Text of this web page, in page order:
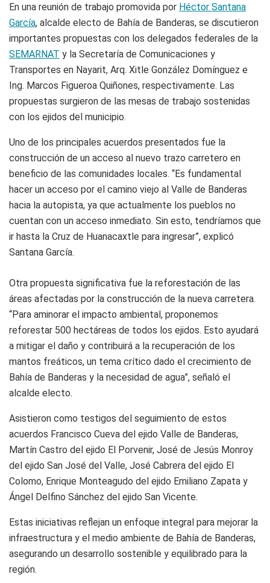
En una reunión de trabajo promovida por Héctor Santana
García, alcalde electo de Bahía de Banderas, se discutieron
importantes propuestas con los delegados federales de la
SEMARNAT y la Secretaría de Comunicaciones y
Transportes en Nayarit, Arq. Xitle González Domínguez e
Ing. Marcos Figueroa Quiñones, respectivamente. Las
propuestas surgieron de las mesas de trabajo sostenidas
con los ejidos del municipio.
Uno de los principales acuerdos presentados fue la
construcción de un acceso al nuevo trazo carretero en
beneficio de las comunidades locales. “Es fundamental
hacer un acceso por el camino viejo al Valle de Banderas
hacia la autopista, ya que actualmente los pueblos no
cuentan con un acceso inmediato. Sin esto, tendríamos que
ir hasta la Cruz de Huanacaxtle para ingresar”, explicó
Santana García.
Otra propuesta significativa fue la reforestación de las
áreas afectadas por la construcción de la nueva carretera.
“Para aminorar el impacto ambiental, proponemos
reforestar 500 hectáreas de todos los ejidos. Esto ayudará
a mitigar el daño y contribuirá a la recuperación de los
mantos freáticos, un tema crítico dado el crecimiento de
Bahía de Banderas y la necesidad de agua”, señaló el
alcalde electo.
Asistieron como testigos del seguimiento de estos
acuerdos Francisco Cueva del ejido Valle de Banderas,
Martín Castro del ejido El Porvenir, José de Jesús Monroy
del ejido San José del Valle, José Cabrera del ejido El
Colomo, Enrique Monteagudo del ejido Emiliano Zapata y
Ángel Delfino Sánchez del ejido San Vicente.
Estas iniciativas reflejan un enfoque integral para mejorar la
infraestructura y el medio ambiente de Bahía de Banderas,
asegurando un desarrollo sostenible y equilibrado para la
región.